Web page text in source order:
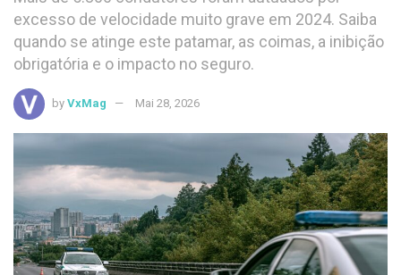
excesso de velocidade muito grave em 2024. Saiba
quando se atinge este patamar, as coimas, a inibição
obrigatória e o impacto no seguro.
by VxMag Mai 28, 2026